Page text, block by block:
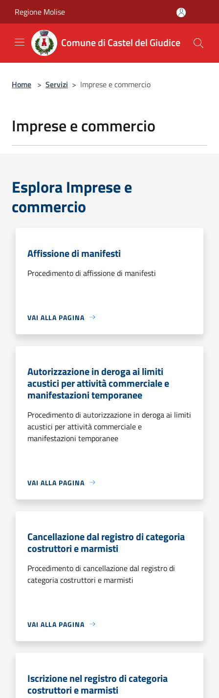
Regione Molise
Comune di Castel del Giudice
Home > Servizi > Imprese e commercio
Imprese e commercio
Esplora Imprese e
commercio
Affissione di manifesti
Procedimento di affissione di manifesti
VAI ALLA PAGINA
Autorizzazione in deroga ai limiti
acustici per attività commerciale e
manifestazioni temporanee
Procedimento di autorizzazione in deroga ai limiti
acustici per attività commerciale e
manifestazioni temporanee
VAI ALLA PAGINA
Cancellazione dal registro di categoria
costruttori e marmisti
Procedimento di cancellazione dal registro di
categoria costruttori e marmisti
VAI ALLA PAGINA
Iscrizione nel registro di categoria
costruttori e marmisti